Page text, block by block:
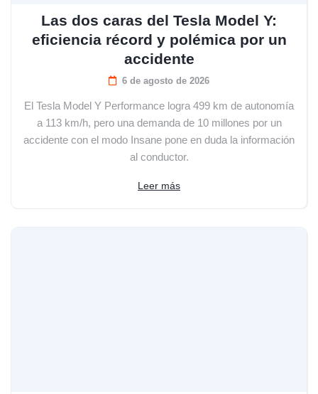
Las dos caras del Tesla Model Y:
eficiencia récord y polémica por un
accidente
6 de agosto de 2026
El Tesla Model Y Performance logra 499 km de autonomía
a 113 km/h, pero una demanda de 10 millones por un
accidente con el modo Insane pone en duda la información
al conductor.
Leer más